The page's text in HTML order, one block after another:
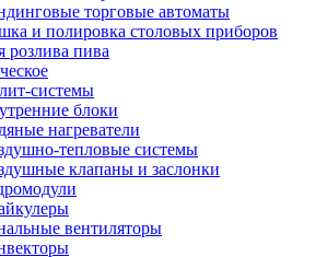
торговые автоматы
и полировка столовых приборов
розлива пива
системы
блоки
нагреватели
тепловые системы
клапаны и заслонки
вентиляторы